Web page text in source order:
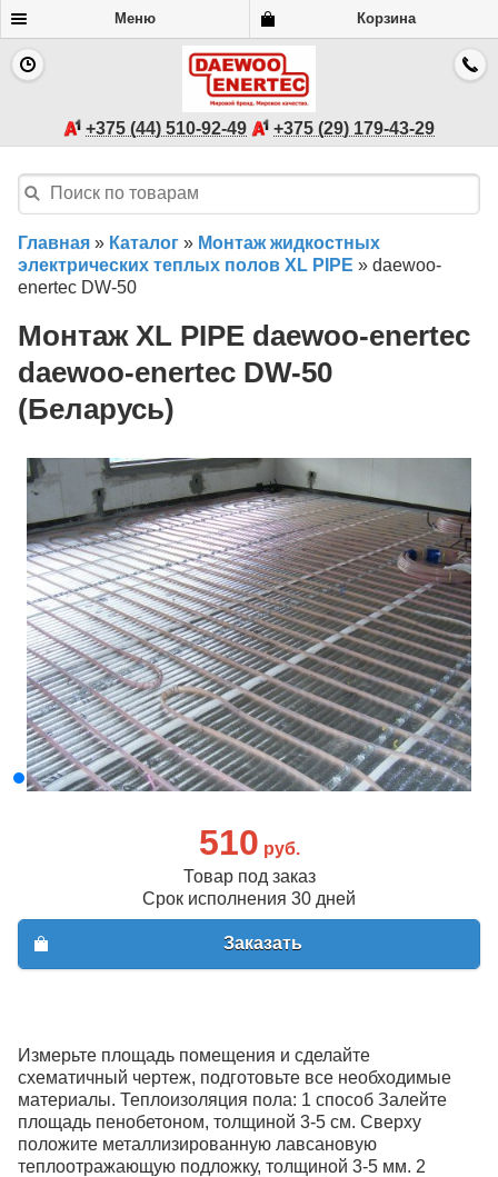
Меню Корзина
+375 (44) 510-92-49 +375 (29) 179-43-29
Главная » Каталог » Монтаж жидкостных
электрических теплых полов XL PIPE » daewoo-
enertec DW-50
Монтаж XL PIPE daewoo-enertec
daewoo-enertec DW-50
(Беларусь)
510 руб.
Товар под заказ
Срок исполнения 30 дней
Заказать
Измерьте площадь помещения и сделайте
схематичный чертеж, подготовьте все необходимые
материалы. Теплоизоляция пола: 1 способ Залейте
площадь пенобетоном, толщиной 3-5 см. Сверху
положите металлизированную лавсановую
теплоотражающую подложку, толщиной 3-5 мм. 2